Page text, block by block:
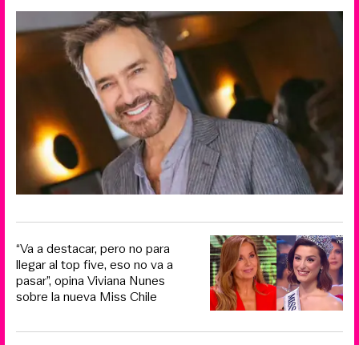
“Va a destacar, pero no para
llegar al top five, eso no va a
pasar”, opina Viviana Nunes
sobre la nueva Miss Chile